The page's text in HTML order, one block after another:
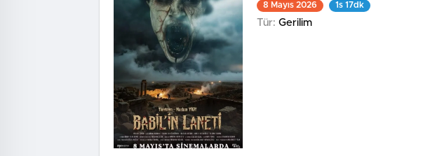
8 Mayıs 2026 1s 17dk
Tür: Gerilim